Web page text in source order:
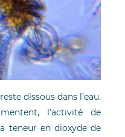
dissous dans l’eau.
l’activité de
teneur en dioxyde de